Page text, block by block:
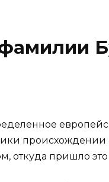
откуда пришло